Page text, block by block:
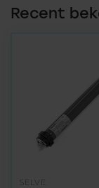
Recent
SELVE